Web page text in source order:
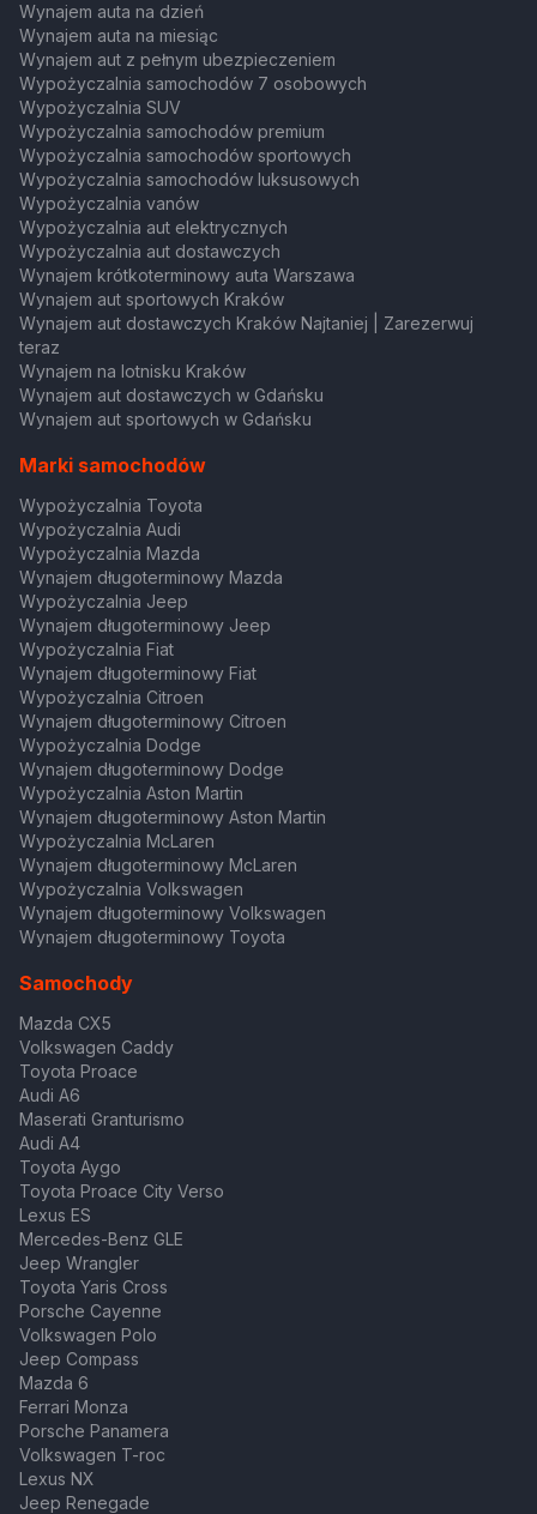
Wynajem auta na dzień
Wynajem auta na miesiąc
Wynajem aut z pełnym ubezpieczeniem
Wypożyczalnia samochodów 7 osobowych
Wypożyczalnia SUV
Wypożyczalnia samochodów premium
Wypożyczalnia samochodów sportowych
Wypożyczalnia samochodów luksusowych
Wypożyczalnia vanów
Wypożyczalnia aut elektrycznych
Wypożyczalnia aut dostawczych
Wynajem krótkoterminowy auta Warszawa
Wynajem aut sportowych Kraków
Wynajem aut dostawczych Kraków Najtaniej | Zarezerwuj
teraz
Wynajem na lotnisku Kraków
Wynajem aut dostawczych w Gdańsku
Wynajem aut sportowych w Gdańsku
Marki samochodów
Wypożyczalnia Toyota
Wypożyczalnia Audi
Wypożyczalnia Mazda
Wynajem długoterminowy Mazda
Wypożyczalnia Jeep
Wynajem długoterminowy Jeep
Wypożyczalnia Fiat
Wynajem długoterminowy Fiat
Wypożyczalnia Citroen
Wynajem długoterminowy Citroen
Wypożyczalnia Dodge
Wynajem długoterminowy Dodge
Wypożyczalnia Aston Martin
Wynajem długoterminowy Aston Martin
Wypożyczalnia McLaren
Wynajem długoterminowy McLaren
Wypożyczalnia Volkswagen
Wynajem długoterminowy Volkswagen
Wynajem długoterminowy Toyota
Samochody
Mazda CX5
Volkswagen Caddy
Toyota Proace
Audi A6
Maserati Granturismo
Audi A4
Toyota Aygo
Toyota Proace City Verso
Lexus ES
Mercedes-Benz GLE
Jeep Wrangler
Toyota Yaris Cross
Porsche Cayenne
Volkswagen Polo
Jeep Compass
Mazda 6
Ferrari Monza
Porsche Panamera
Volkswagen T-roc
Lexus NX
Jeep Renegade